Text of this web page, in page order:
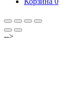
-->